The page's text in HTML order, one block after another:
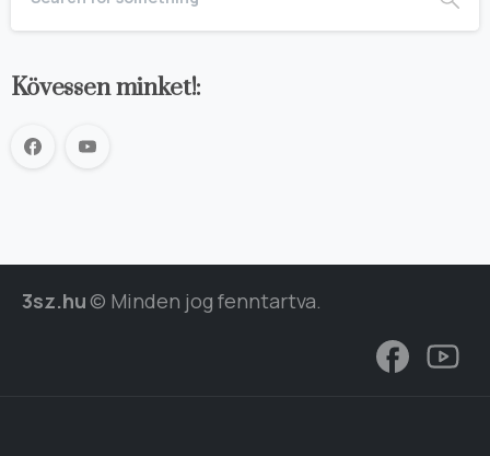
Kövessen minket!:
3sz.hu© Minden jog fenntartva.